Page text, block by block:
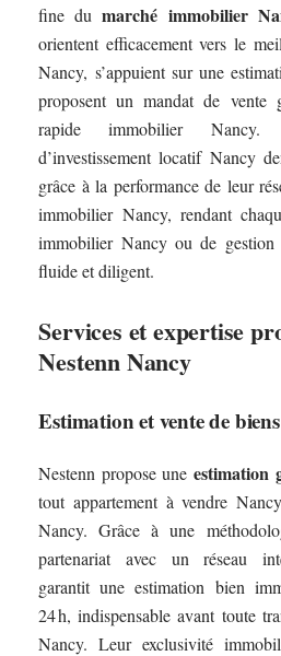
fine dumarché immobilier
orientent efficacement vers le
Nancy, s’appuient sur une
proposent un mandat de vente
rapide immobilier Nancy.
d’investissement locatif Nancy
grâce à la performance de leur
immobilier Nancy, rendant
immobilier Nancy ou de
fluide et diligent.
Services et expertise
Nestenn Nancy
Estimation et vente de
Nestenn propose une estimation
tout appartement à vendre
Nancy. Grâce à une
partenariat avec un réseau
garantit une estimation bien
24 h, indispensable avant toute
Nancy. Leur exclusivité